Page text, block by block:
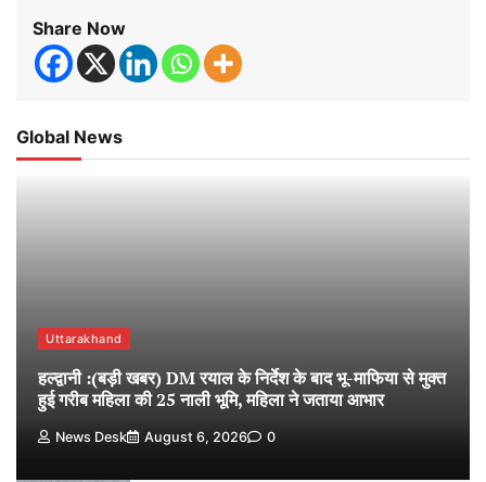
Share Now
Global News
Uttarakhand
हल्द्वानी :(बड़ी खबर) DM रयाल के निर्देश के बाद भू-माफिया से मुक्त
हुई गरीब महिला की 25 नाली भूमि, महिला ने जताया आभार
News Desk August 6, 2026 0